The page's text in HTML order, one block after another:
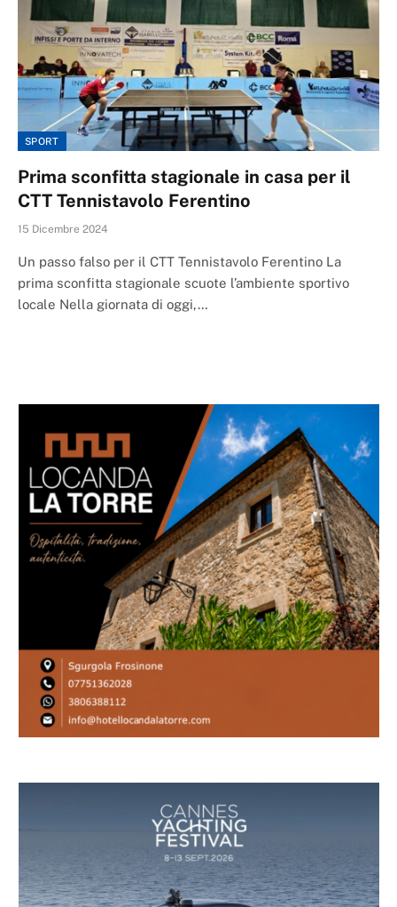
SPORT
Prima sconfitta stagionale in casa per il
CTT Tennistavolo Ferentino
15 Dicembre 2024
Un passo falso per il CTT Tennistavolo Ferentino La
prima sconfitta stagionale scuote l’ambiente sportivo
locale Nella giornata di oggi,…